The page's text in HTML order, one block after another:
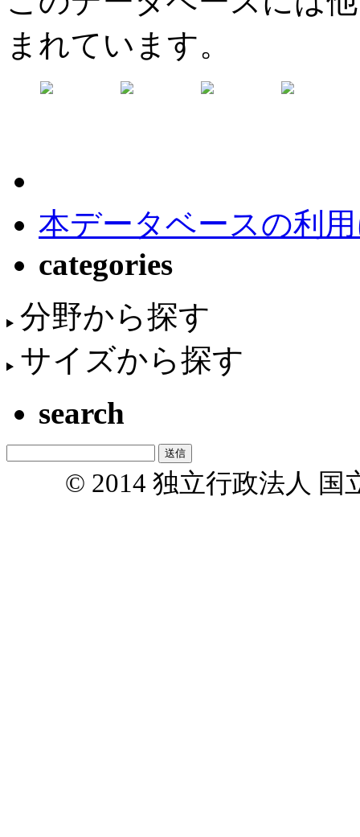
まれています。
本データベースの利
categories
分野から探す
サイズから探す
search
© 2014 独立行政法人 国